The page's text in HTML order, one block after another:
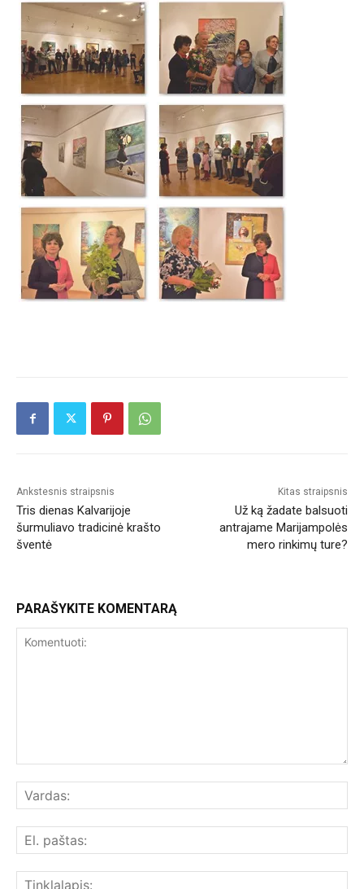
Ankstesnis straipsnis
Tris dienas Kalvarijoje
šurmuliavo tradicinė krašto
šventė
Kitas straipsnis
Už ką žadate balsuoti
antrajame Marijampolės
mero rinkimų ture?
PARAŠYKITE KOMENTARĄ